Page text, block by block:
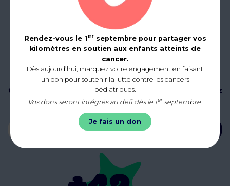
Rendez-vous le 1erseptembre pour partager vos
kilomètres en soutien aux enfants atteints de
cancer.
Dès aujourd’hui, marquez votre engagement en faisant
un don pour soutenir la lutte contre les cancers
pédiatriques.
Vos dons seront intégrés au défi dès le 1er septembre.
Je fais un don
Abonnez-vous à notre newsletter mensuelle pour être
tenus informés de nos actualités, événements et ajoutez
la distance d’un marathon, soit 42 km au compteur !
Votre adresse e-mail *